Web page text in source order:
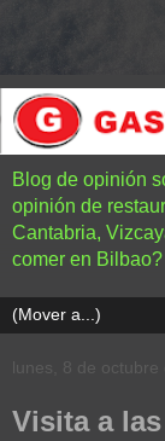
Blog de opinión
opinión de
Cantabria,
comer en Bilbao?
lunes, 8 de octubre
Visita a